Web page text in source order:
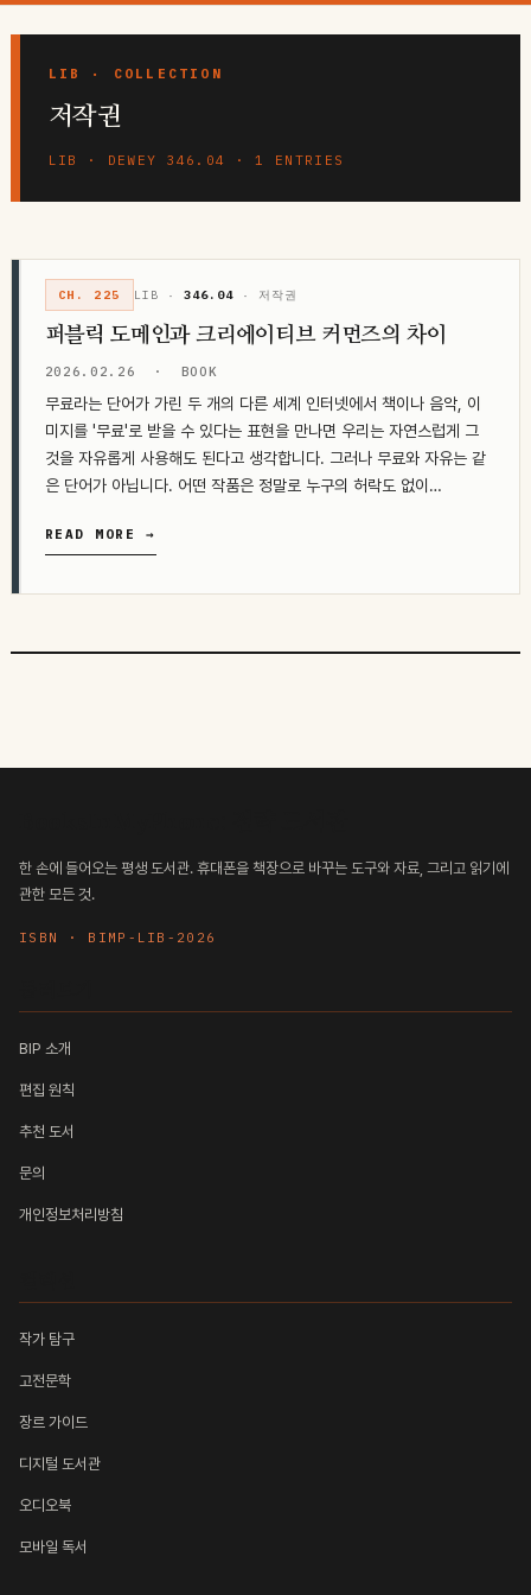
뛰
저작권
LIB · DEWEY 346.04 · 1 ENTRIES
CH. 225 LIB · 346.04· 저작권
퍼블릭 도메인과 크리에이티브 커먼즈의 차이
2026.02.26 · BOOK
무료라는 단어가 가린 두 개의 다른 세계 인터넷에서 책이나 음악, 이
미지를 '무료'로 받을 수 있다는 표현을 만나면 우리는 자연스럽게 그
것을 자유롭게 사용해도 된다고 생각합니다. 그러나 무료와 자유는 같
은 단어가 아닙니다. 어떤 작품은 정말로 누구의 허락도 없이…
READ MORE →
한 손에 들어오는 평생 도서관. 휴대폰을 책장으로 바꾸는 도구와 자료, 그리고 읽기에
관한 모든 것.
ISBN · BIMP-LIB-2026
BIP 소개
편집 원칙
추천 도서
문의
개인정보처리방침
작가 탐구
고전문학
장르 가이드
디지털 도서관
오디오북
모바일 독서